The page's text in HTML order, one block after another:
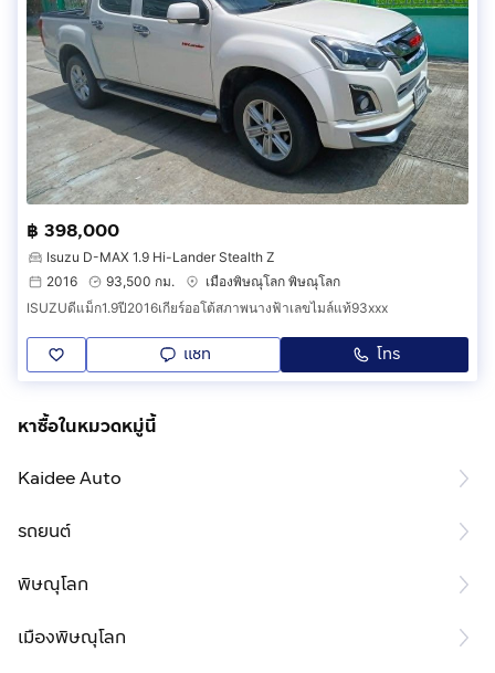
฿ 398,000
Isuzu D-MAX 1.9 Hi-Lander Stealth Z
2016
93,500 กม.
เมืองพิษณุโลก พิษณุโลก
ISUZUดีแม็ก1.9ปี2016เกียร์ออโต้สภาพนางฟ้าเลขไมล์แท้93xxx
แชท โทร
หาซื้อในหมวดหมู่นี้
Kaidee Auto
รถยนต์
พิษณุโลก
เมืองพิษณุโลก